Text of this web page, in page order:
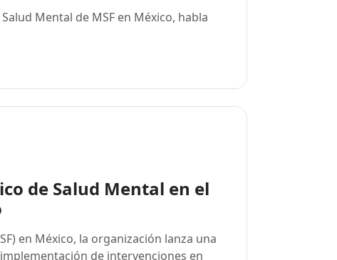
Mental de MSF en México, habla
de Salud Mental en el
en México, la organización lanza una
de intervenciones en